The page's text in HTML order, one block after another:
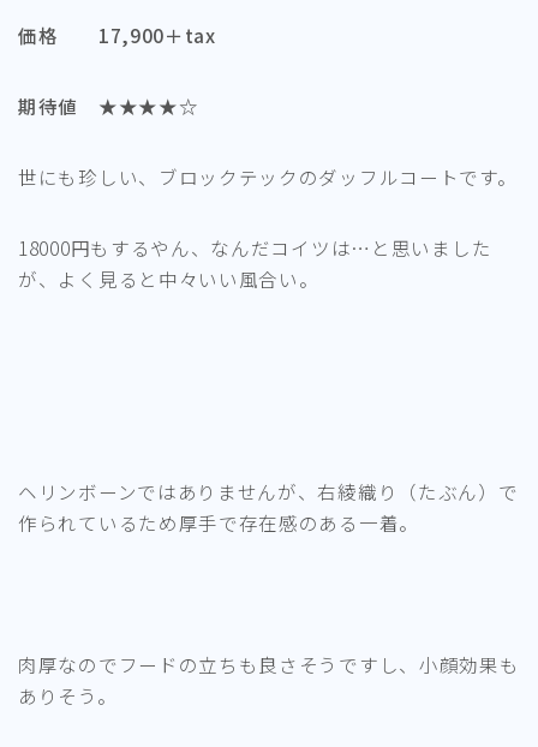
価格 17,900＋tax
期待値 ★★★★☆
世にも珍しい、ブロックテックのダッフルコートです。
18000円もするやん、なんだコイツは…と思いました
が、よく見ると中々いい風合い。
ヘリンボーンではありませんが、右綾織り（たぶん）で
作られているため厚手で存在感のある一着。
肉厚なのでフードの立ちも良さそうですし、小顔効果も
ありそう。